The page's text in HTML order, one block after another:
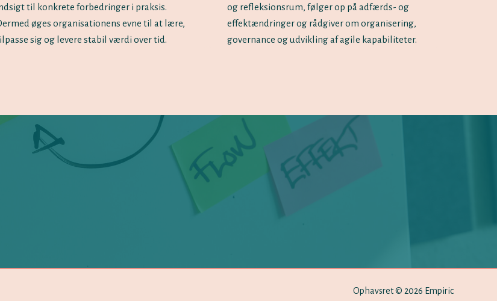
til konkrete forbedringer i praksis.
øges organisationens evne til at lære,
sig og levere stabil værdi over tid.
og refleksionsrum, følger op på adfærds- og
effektændringer og rådgiver om organisering,
governance og udvikling af agile kapabiliteter.
Ophavsret © 2026 Empiric